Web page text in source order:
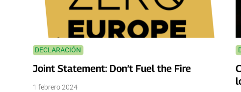
DECLARACIÓN
Joint Statement: Don’t Fuel the Fire
1 febrero 2024